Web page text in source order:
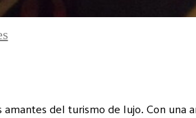
del turismo de lujo. Con una